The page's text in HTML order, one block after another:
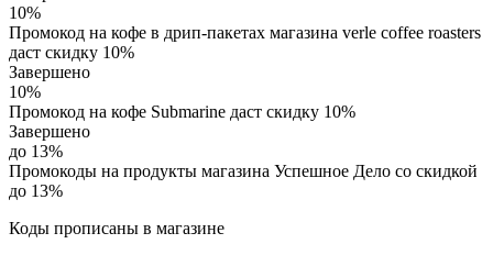
10%
Промокод на кофе в дрип-пакетах магазина verle coffee roasters
даст скидку 10%
Завершено
10%
Промокод на кофе Submarine даст скидку 10%
Завершено
до 13%
Промокоды на продукты магазина Успешное Дело со скидкой
до 13%
Коды прописаны в магазине